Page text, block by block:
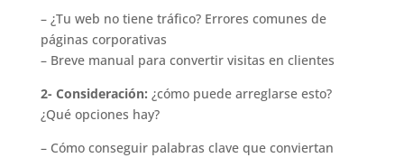
– ¿Tu web no tiene tráfico? Errores comunes de
páginas corporativas
– Breve manual para convertir visitas en clientes
2- Consideración: ¿cómo puede arreglarse esto?
¿Qué opciones hay?
– Cómo conseguir palabras clave que conviertan